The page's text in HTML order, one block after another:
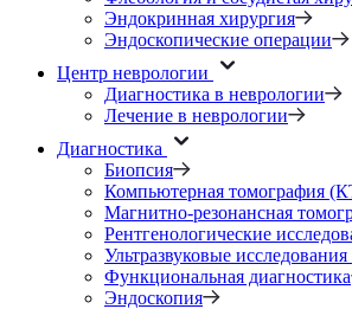
Эндокринная хирургия
Эндоскопические операции
Центр неврологии
Диагностика в неврологии
Лечение в неврологии
Диагностика
Биопсия
Компьютерная томография
Магнитно-резонансная
Рентгенологические
Ультразвуковые
Функциональная диагностика
Эндоскопия